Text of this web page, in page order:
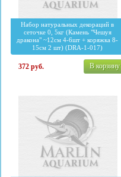
Набор натуральных декораций в
сеточке 0, 5кг (Камень "Чешуя
дракона" ~12см 4-6шт + коряжка 8-
15см 2 шт) (DRA-1-017)
372руб. В корзину